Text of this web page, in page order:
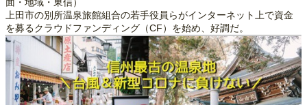
上田市の別所温泉旅館組合の若手役員らがインターネット上で資金
を募るクラウドファンディング（CF）を始め、好調だ。